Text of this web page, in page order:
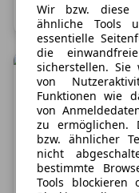
Kombinierte CO2-
Nur Privatkunden
Opel
1.2 48V Mild- W
Treibstoff Leistung
Wir bzw. diese
ähnliche Tools
essentielle
die
sicherstellen. Sie
von
Funktionen wie
von
zu ermöglichen.
bzw. ähnlicher
nicht
bestimmte
Tools blockieren